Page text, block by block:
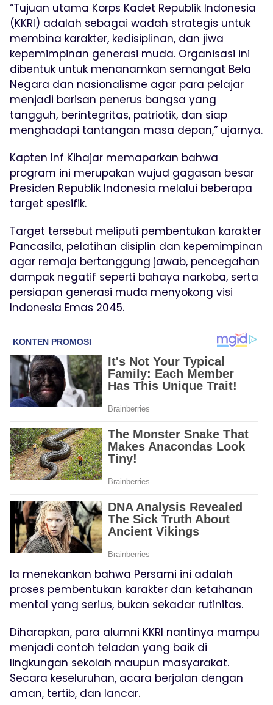
“Tujuan utama Korps Kadet Republik Indonesia
(KKRI) adalah sebagai wadah strategis untuk
membina karakter, kedisiplinan, dan jiwa
kepemimpinan generasi muda. Organisasi ini
dibentuk untuk menanamkan semangat Bela
Negara dan nasionalisme agar para pelajar
menjadi barisan penerus bangsa yang
tangguh, berintegritas, patriotik, dan siap
menghadapi tantangan masa depan,” ujarnya.
Kapten Inf Kihajar memaparkan bahwa
program ini merupakan wujud gagasan besar
Presiden Republik Indonesia melalui beberapa
target spesifik.
Target tersebut meliputi pembentukan karakter
Pancasila, pelatihan disiplin dan kepemimpinan
agar remaja bertanggung jawab, pencegahan
dampak negatif seperti bahaya narkoba, serta
persiapan generasi muda menyokong visi
Indonesia Emas 2045.
Ia menekankan bahwa Persami ini adalah
proses pembentukan karakter dan ketahanan
mental yang serius, bukan sekadar rutinitas.
Diharapkan, para alumni KKRI nantinya mampu
menjadi contoh teladan yang baik di
lingkungan sekolah maupun masyarakat.
Secara keseluruhan, acara berjalan dengan
aman, tertib, dan lancar.